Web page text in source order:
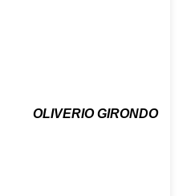
OLIVERIO GIRONDO